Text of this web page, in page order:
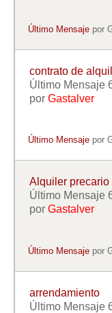
Último Mensaje por
contrato de
Último Mensaje
por Gastalver
Último Mensaje por
Alquiler precario
Último Mensaje
por Gastalver
Último Mensaje por
arrendamiento
Último Mensaje